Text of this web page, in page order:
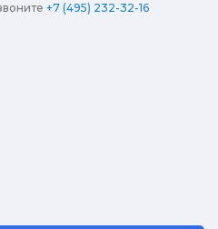
+7 (495) 232-32-16